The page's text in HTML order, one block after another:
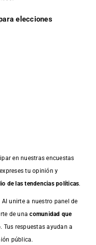
elecciones
en nuestras encuestas
tu opinión y
de las tendencias políticas.
unirte a nuestro panel de
de unacomunidad que
. Tus respuestas ayudan a
pública.